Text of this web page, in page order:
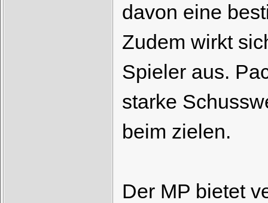
davon eine
Zudem wirkt
Spieler aus.
starke
beim zielen.
Der MP bietet